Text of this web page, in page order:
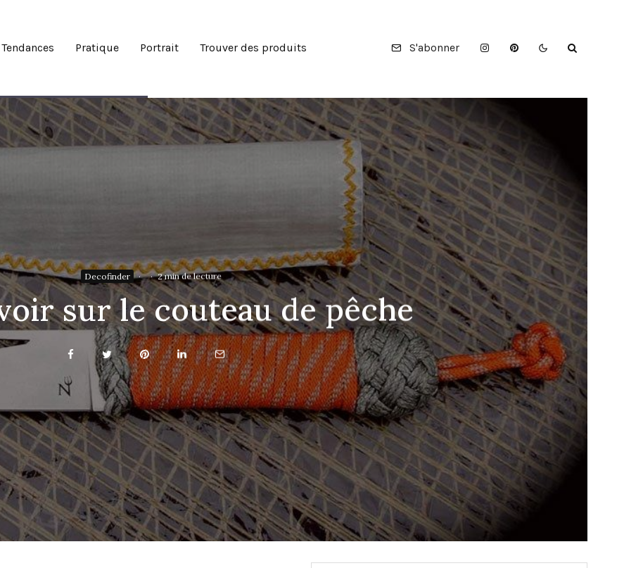
Tendances Pratique Portrait Trouver des produits S'abonner
Decofinder · · 2 min de lecture
sur le couteau de pêche